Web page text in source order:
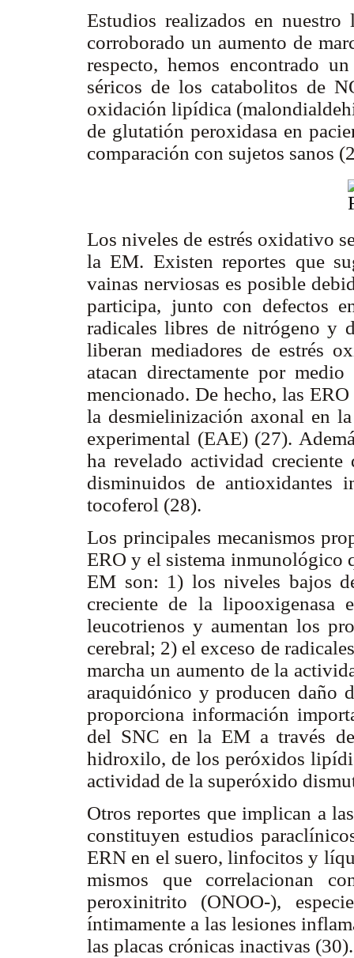
Estudios realizados en
corroborado un aumento de
respecto, hemos encontrado
séricos de los catabolitos de
oxidación lipídica
de glutatión peroxidasa en
comparación con sujetos sanos
Los niveles de estrés oxidativo
la EM. Existen reportes que
vainas nerviosas es posible
participa, junto con defectos
radicales libres de nitrógeno y
liberan mediadores de estrés
atacan directamente por
mencionado. De hecho, las
la desmielinización axonal en
experimental (EAE) (27).
ha revelado actividad
disminuidos de antioxidantes
tocoferol (28).
Los principales mecanismos
ERO y el sistema inmunológico
EM son: 1) los niveles bajos
creciente de la lipooxigenasa
leucotrienos y aumentan los
cerebral; 2) el exceso de
marcha un aumento de la
araquidónico y producen daño
proporciona información
del SNC en la EM a través
hidroxilo, de los peróxidos
actividad de la superóxido
Otros reportes que implican a
constituyen estudios
ERN en el suero, linfocitos y
mismos que correlacionan
peroxinitrito (ONOO-),
íntimamente a las lesiones
las placas crónicas inactivas